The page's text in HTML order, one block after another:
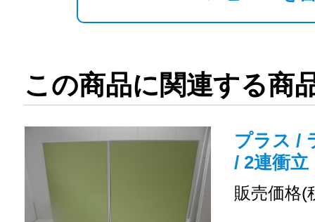
この商品に関連する商
プラス /
/ 2連衝立
販売価格(